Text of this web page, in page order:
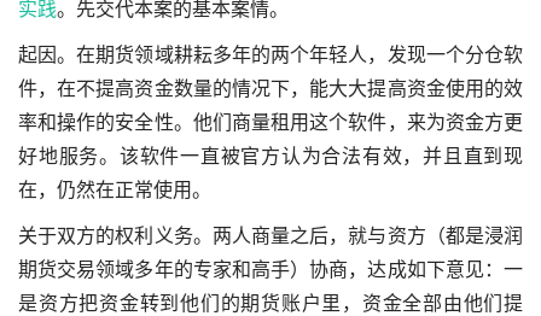
实践。先交代本案的基本案情。
起因。在期货领域耕耘多年的两个年轻人，发现一个分仓软
件，在不提高资金数量的情况下，能大大提高资金使用的效
率和操作的安全性。他们商量租用这个软件，来为资金方更
好地服务。该软件一直被官方认为合法有效，并且直到现
在，仍然在正常使用。
关于双方的权利义务。两人商量之后，就与资方（都是浸润
期货交易领域多年的专家和高手）协商，达成如下意见：一
是资方把资金转到他们的期货账户里，资金全部由他们提